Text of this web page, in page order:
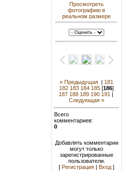
Просмотреть
фотографию в
реальном размере
« Предыдущая | 181
182 183 184 185 [186]
187 188 189 190 191 |
Следующая »
Всего
комментариев:
0
Добавлять комментарии
могут только
зарегистрированные
пользователи.
[ Регистрация Вход ]